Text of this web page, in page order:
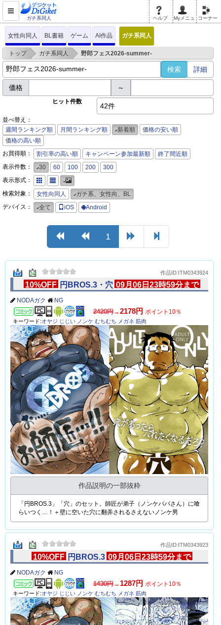
ガチ系同人 ヘルプ Myメニュ コーナー
女性向同人 BL書籍 ゲーム AI作品 ガチ系同人
トップ > ガチ系同人 > 野郎フェス2026-summer-
詳細
価格 ～
ヒット件数
42件
並べ替え：
週間ランキング順
月間ランキング順 新着順
価格の安い順
価格の高い順
お買得順：
割引率の高い順 キャンペーン参加最新順
終了間近順
表示件数：
30 60 100 200
300
表示形式：
検索対象：
女性向同人
ガチ系、女性向、BL
デバイス：
全て iOS Android
1
作品ID:ITM0343924
10%OFF 円BROS.3・穴 09月06日23時59分まで
NODAガク NG
コミック 2420円→2178円 ポイント10％
キーワード:オヤジ じじい ノンケ むちむち メガネ 筋肉
作品説明の一部抜粋
「円BROS.3」「穴」のセット。師匠が弟子（ノンケパパさん）に喰
らいつく…！＋壁に空いた穴に翻弄されるさえないノンケ男
作品ID:ITM0343923
10%OFF 円BROS.3 09月06日23時59分まで
NODAガク NG
コミック 1430円→ 1287円 ポイント10％
キーワード:オヤジ じじい ノンケ むちむち メガネ 筋肉